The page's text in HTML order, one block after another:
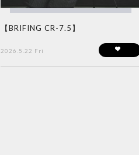
【BRIFING CR-7.5】
2026.5.22 Fri